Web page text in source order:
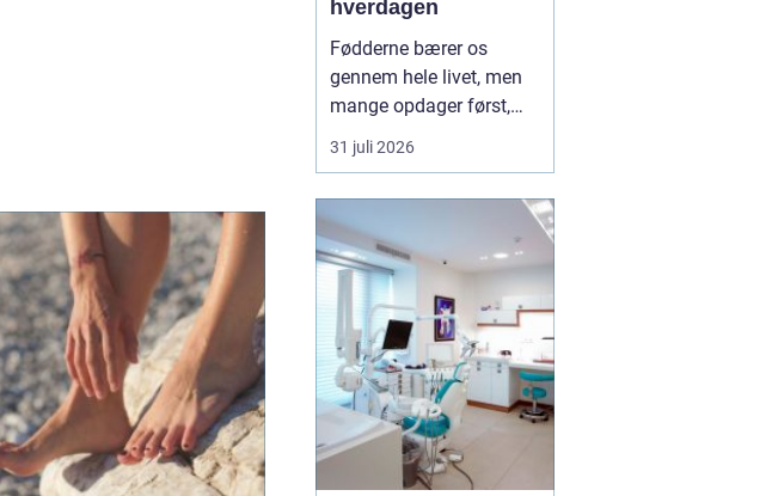
hverdagen
Fødderne bærer os
gennem hele livet, men
mange opdager først,
hvor vigtige de er, når
smerter, hård hud eller
opstår. Professionel
fodterapi kan forebygge,
lindre og behandle
mange af de gener, som
både unge, voksne og
ældre opl...
31 juli 2026